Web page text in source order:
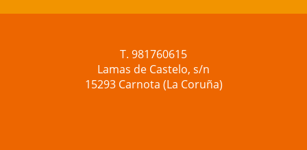
T. 981760615
Lamas de Castelo, s/n
15293 Carnota (La Coruña)